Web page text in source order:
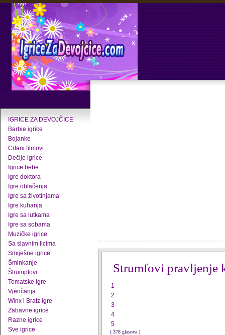
IGRICE ZA DEVOJČICE
Barbie igrice
Bojanke
Crtani filmovi
Dečije igrice
Igrice bebe
Igre doktora
Igre oblačenja
Igre sa životinjama
Igre kuhanja
Igre sa lutkama
Igre sa sobama
Muzičke igrice
Sa slavnim licima
Smiješne igrice
Šminkanje
Štrumpfovi
Tematske igre
Vjenčanja
Winx i Bratz igre
Zabavne igrice
Razne igrice
Sve igrice
Strumfovi pravljenje
1
2
3
4
5
( 378 glasova )